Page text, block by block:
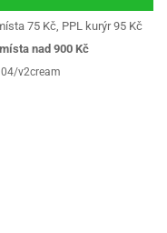
75 Kč, PPL kurýr 95 Kč
nad 900 Kč
v2cream